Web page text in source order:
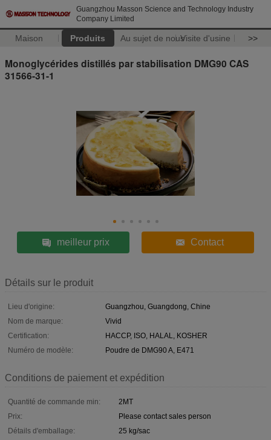
Guangzhou Masson Science and Technology Industry
Company Limited
Maison Produits Au sujet de nousVisite d'usine >>
Monoglycérides distillés par stabilisation DMG90 CAS
31566-31-1
meilleur prix Contact
Détails sur le produit
Lieu d'origine:
Guangzhou, Guangdong, Chine
Nom de marque:
Vivid
Certification:
HACCP, ISO, HALAL, KOSHER
Numéro de modèle:
Poudre de DMG90 A, E471
Conditions de paiement et expédition
Quantité de commande min:
2MT
Prix:
Please contact sales person
Détails d'emballage:
25 kg/sac